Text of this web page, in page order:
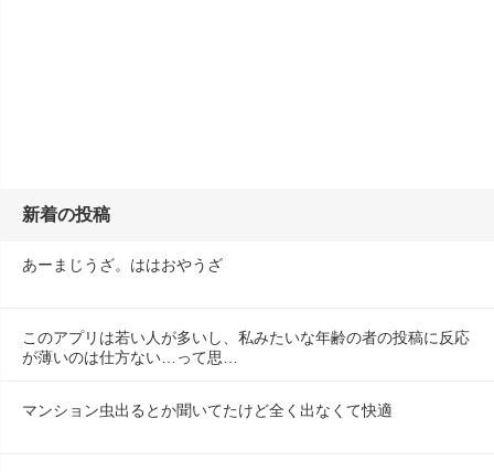
新着の投稿
あーまじうざ。ははおやうざ
このアプリは若い人が多いし、私みたいな年齢の者の投稿に反応
が薄いのは仕方ない…って思…
マンション虫出るとか聞いてたけど全く出なくて快適